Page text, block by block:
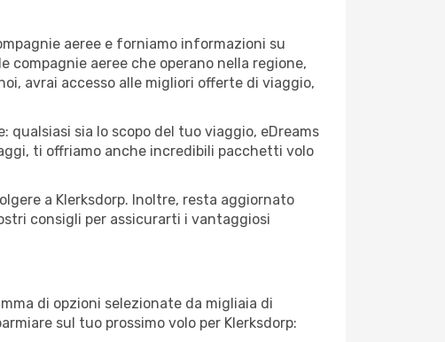
aeree e forniamo informazioni su
aeree che operano nella regione,
avrai accesso alle migliori offerte di viaggio,
qualsiasi sia lo scopo del tuo viaggio, eDreams
ti offriamo anche incredibili pacchetti volo
a Klerksdorp. Inoltre, resta aggiornato
consigli per assicurarti i vantaggiosi
di opzioni selezionate da migliaia di
sul tuo prossimo volo per Klerksdorp: